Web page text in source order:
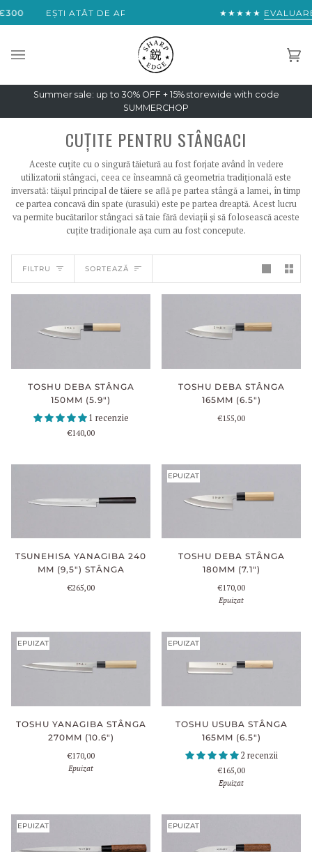
la
APROAPE DE TRANSPORT EXPRESS GRATUIT ÎN ÎNTREAGA
★★★★★ EVALUARE 4,9/5
Summer sale: up to 30% OFF + 15% storewide with code
SUMMERCHOP
CUȚITE PENTRU STÂNGACI
Aceste cuțite cu o singură tăietură au fost forjate având în vedere
utilizatorii stângaci, ceea ce înseamnă că geometria tradițională este
inversată: tăișul principal de tăiere se află pe partea stângă a lamei, în timp
ce partea concavă din spate (urasuki) este pe partea dreaptă. Acest lucru
va permite bucătarilor stângaci să taie fără deviații și să folosească aceste
cuțite tradiționale așa cum au fost concepute.
FILTRU SORTEAZĂ
SORTEAZĂ
TOSHU DEBA STÂNGA
150MM (5.9")
1 recenzie
€140,00
TOSHU DEBA STÂNGA
165MM (6.5")
€155,00
TSUNEHISA YANAGIBA 240
MM (9,5") STÂNGA
€265,00
EPUIZAT
TOSHU DEBA STÂNGA
180MM (7.1")
€170,00
Epuizat
EPUIZAT
TOSHU YANAGIBA STÂNGA
270MM (10.6")
€170,00
Epuizat
EPUIZAT
TOSHU USUBA STÂNGA
165MM (6.5")
2 recenzii
€165,00
Epuizat
EPUIZAT EPUIZAT